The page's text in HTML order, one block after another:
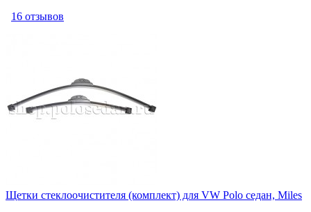
16 отзывов
Щетки стеклоочистителя (комплект) для VW Polo седан, Miles